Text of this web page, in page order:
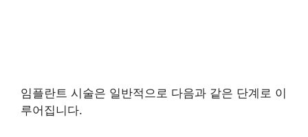
임플란트 시술은 일반적으로 다음과 같은 단계로 이
루어집니다.